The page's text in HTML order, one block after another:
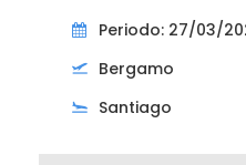
Periodo: 27/03/
Bergamo
Santiago